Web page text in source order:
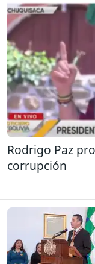
Rodrigo Paz
corrupción